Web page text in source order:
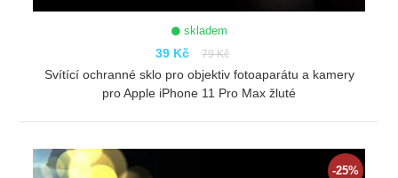
skladem
39 Kč 79 Kč
ZOBRAZIT
Svítící ochranné sklo pro objektiv fotoaparátu a kamery
pro Apple iPhone 11 Pro Max žluté
-25%